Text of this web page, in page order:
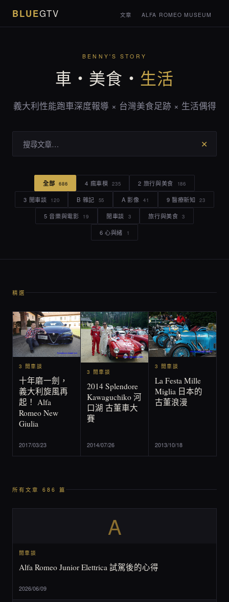
BLUEGTV 文章 ALFA ROMEO MUSEUM
BENNY'S STORY
車・美食・ 生活
義大利性能跑車深度報導 × 台灣美食足跡 × 生活偶得
✕
全部 686 4 瘋車模 235 2 旅行與美食 186
3 閒車談 120 B 雜記 55 A 影像 41 9 醫療新知 23
5 音樂與電影 19 閒車談 3 旅行與美食 3
6 心與緒 1
精選
3 閒車談
十年磨一劍，
義大利旋風再
起！ Alfa
Romeo New
Giulia
2017/03/23
3 閒車談
2014 Splendore
Kawaguchiko 河
口湖 古董車大
賽
2014/07/26
3 閒車談
La Festa Mille
Miglia 日本的
古董浪漫
2013/10/18
所有文章 686 篇
A
閒車談
Alfa Romeo Junior Elettrica 試駕後的心得
2026/06/09